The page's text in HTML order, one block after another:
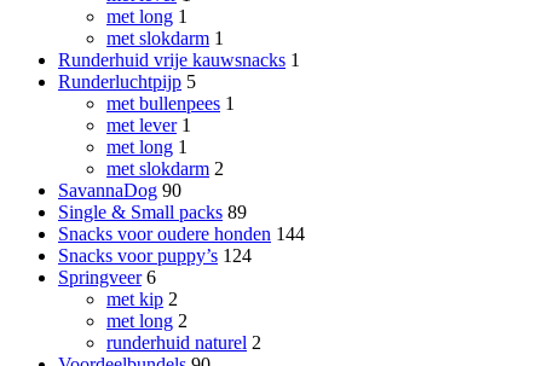
met long 1
met slokdarm 1
Runderhuid vrije kauwsnacks 1
Runderluchtpijp 5
met bullenpees 1
met lever 1
met long 1
met slokdarm 2
SavannaDog 90
Single & Small packs 89
Snacks voor oudere honden 144
Snacks voor puppy’s 124
Springveer 6
met kip 2
met long 2
runderhuid naturel 2